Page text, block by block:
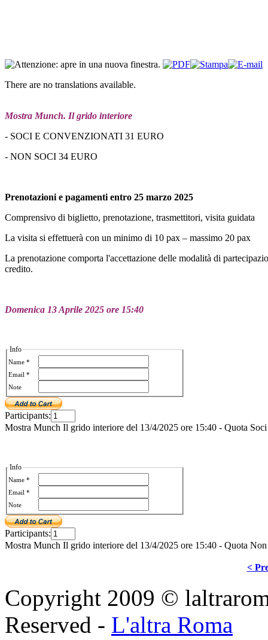
There are no translations available.
Mostra Munch. Il grido interiore
- SOCI E CONVENZIONATI 31 EURO
- NON SOCI 34 EURO
Prenotazioni e pagamenti entro 25 marzo 2025
Comprensivo di biglietto, prenotazione, trasmettitori, visita guidata
La visita si effettuerà con un minimo di 10 pax – massimo 20 pax
La prenotazione comporta l'accettazione delle modalità di
credito.
Domenica 13 Aprile 2025 ore 15:40
Info
Name *
Email *
Note
Participants:
Mostra Munch Il grido interiore del 13/4/2025 ore 15:40 - Quota
Info
Name *
Email *
Note
Participants:
Mostra Munch Il grido interiore del 13/4/2025 ore 15:40 - Quota
<
Copyright 2009 ©
Reserved - L'altra Roma